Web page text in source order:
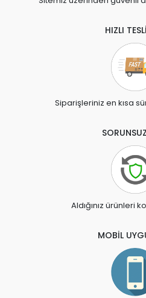
HIZLI
Siparişleriniz en kısa
Aldığınız ürünleri
MOBİL